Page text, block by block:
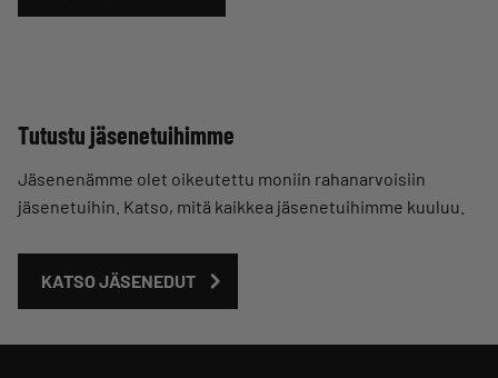
Tutustu jäsenetuihimme
Jäsenenämme olet oikeutettu moniin rahanarvoisiin
jäsenetuihin. Katso, mitä kaikkea jäsenetuihimme kuuluu.
KATSO JÄSENEDUT